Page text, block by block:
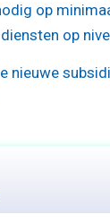
op
op
nieuwe